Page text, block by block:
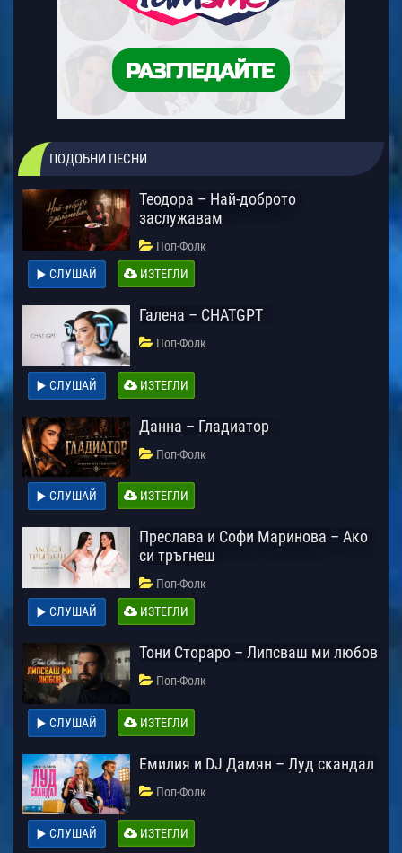
ПОДОБНИ ПЕСНИ
Теодора – Най-доброто
заслужавам
Поп-Фолк
СЛУШАЙ
ИЗТЕГЛИ
Галена – CHATGPT
Поп-Фолк
СЛУШАЙ ИЗТЕГЛИ
Данна – Гладиатор
Поп-Фолк
СЛУШАЙ ИЗТЕГЛИ
Преслава и Софи Маринова – Ако
си тръгнеш
Поп-Фолк
СЛУШАЙ
ИЗТЕГЛИ
Тони Стораро – Липсваш ми любов
Поп-Фолк
СЛУШАЙ ИЗТЕГЛИ
Емилия и DJ Дамян – Луд скандал
Поп-Фолк
СЛУШАЙ ИЗТЕГЛИ